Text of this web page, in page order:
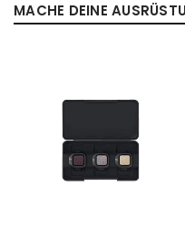
MACHE DEINE